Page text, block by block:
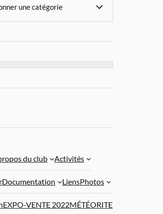
du club Activités
Documentation LiensPhotos
EXPO-VENTE 2022MÉTÉORITE